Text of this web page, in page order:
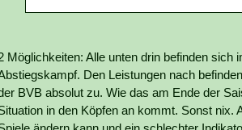
Möglichkeiten: Alle unten drin befinden
Den Leistungen nach
BVB absolut zu. Wie das am Ende der
in den Köpfen an kommt. Sonst nix.